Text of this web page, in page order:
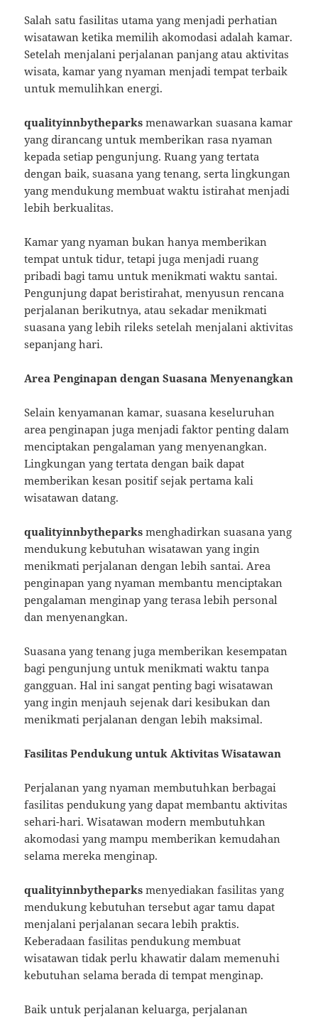
Salah satu fasilitas utama yang menjadi perhatian
wisatawan ketika memilih akomodasi adalah kamar.
Setelah menjalani perjalanan panjang atau aktivitas
wisata, kamar yang nyaman menjadi tempat terbaik
untuk memulihkan energi.
qualityinnbytheparks menawarkan suasana kamar
yang dirancang untuk memberikan rasa nyaman
kepada setiap pengunjung. Ruang yang tertata
dengan baik, suasana yang tenang, serta lingkungan
yang mendukung membuat waktu istirahat menjadi
lebih berkualitas.
Kamar yang nyaman bukan hanya memberikan
tempat untuk tidur, tetapi juga menjadi ruang
pribadi bagi tamu untuk menikmati waktu santai.
Pengunjung dapat beristirahat, menyusun rencana
perjalanan berikutnya, atau sekadar menikmati
suasana yang lebih rileks setelah menjalani aktivitas
sepanjang hari.
Area Penginapan dengan Suasana Menyenangkan
Selain kenyamanan kamar, suasana keseluruhan
area penginapan juga menjadi faktor penting dalam
menciptakan pengalaman yang menyenangkan.
Lingkungan yang tertata dengan baik dapat
memberikan kesan positif sejak pertama kali
wisatawan datang.
qualityinnbytheparks menghadirkan suasana yang
mendukung kebutuhan wisatawan yang ingin
menikmati perjalanan dengan lebih santai. Area
penginapan yang nyaman membantu menciptakan
pengalaman menginap yang terasa lebih personal
dan menyenangkan.
Suasana yang tenang juga memberikan kesempatan
bagi pengunjung untuk menikmati waktu tanpa
gangguan. Hal ini sangat penting bagi wisatawan
yang ingin menjauh sejenak dari kesibukan dan
menikmati perjalanan dengan lebih maksimal.
Fasilitas Pendukung untuk Aktivitas Wisatawan
Perjalanan yang nyaman membutuhkan berbagai
fasilitas pendukung yang dapat membantu aktivitas
sehari-hari. Wisatawan modern membutuhkan
akomodasi yang mampu memberikan kemudahan
selama mereka menginap.
qualityinnbytheparks menyediakan fasilitas yang
mendukung kebutuhan tersebut agar tamu dapat
menjalani perjalanan secara lebih praktis.
Keberadaan fasilitas pendukung membuat
wisatawan tidak perlu khawatir dalam memenuhi
kebutuhan selama berada di tempat menginap.
Baik untuk perjalanan keluarga, perjalanan